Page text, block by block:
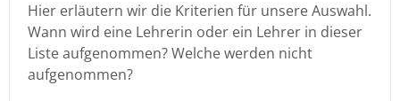
Hier erläutern wir die Kriterien für unsere Auswahl.
Wann wird eine Lehrerin oder ein Lehrer in dieser
Liste aufgenommen? Welche werden nicht
aufgenommen?